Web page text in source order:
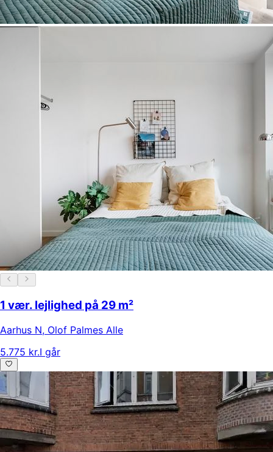
1 vær. lejlighed på 29 m²
Aarhus N, Olof Palmes Alle
5.775 kr.I går